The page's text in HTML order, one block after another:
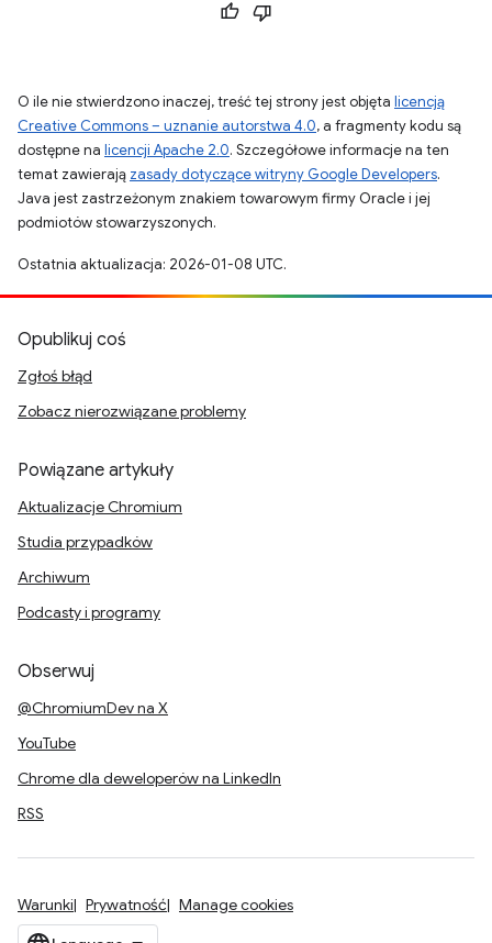
O ile nie stwierdzono inaczej, treść tej strony jest objęta licencją
Creative Commons – uznanie autorstwa 4.0, a fragmenty kodu są
dostępne na licencji Apache 2.0. Szczegółowe informacje na ten
temat zawierają zasady dotyczące witryny Google Developers.
Java jest zastrzeżonym znakiem towarowym firmy Oracle i jej
podmiotów stowarzyszonych.
Ostatnia aktualizacja: 2026-01-08 UTC.
Opublikuj coś
Zgłoś błąd
Zobacz nierozwiązane problemy
Powiązane artykuły
Aktualizacje Chromium
Studia przypadków
Archiwum
Podcasty i programy
Obserwuj
@ChromiumDev na X
YouTube
Chrome dla deweloperów na LinkedIn
RSS
Warunki Prywatność Manage cookies